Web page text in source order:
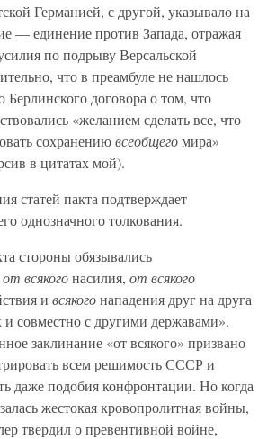
Германией, с другой, указывало на
— единение против Запада, отражая
по подрыву Версальской
что в преамбуле не нашлось
договора о том, что
«желанием сделать все, что
сохранениювсеобщегомира»
в цитатах мой).
статей пакта подтверждает
однозначного толкования.
стороны обязывались
от всякогонасилия, от всякого
и всякогонападения друг на друга
и совместно с другими державами».
заклинание «от всякого» призвано
всем решимость СССР и
даже подобия конфронтации. Но когда
жестокая кровопролитная войны,
твердил о превентивной войне,